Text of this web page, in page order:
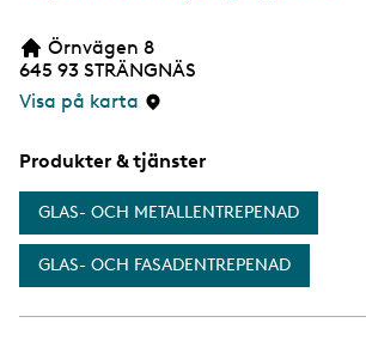
b
s
i
Örnvägen 8
645 93 STRÄNGNÄS
Visa på karta
Produkter & tjänster
GLAS- OCH METALLENTREPENAD
GLAS- OCH FASADENTREPENAD